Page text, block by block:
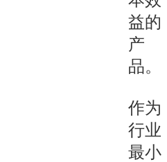
益的
产
品。
作为
行业
最小